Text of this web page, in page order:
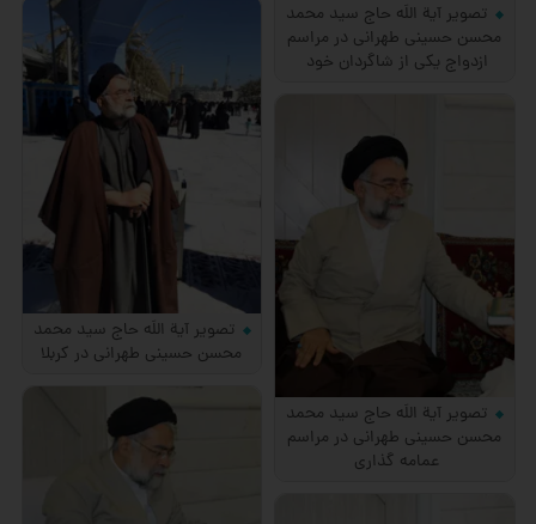
تصویر آیة اللَه حاج سید محمد
محسن حسینی طهرانی در مراسم
ازدواج یکی از شاگردان خود
تصویر آیة اللَه حاج سید محمد
محسن حسینی طهرانی در کربلا
تصویر آیة اللَه حاج سید محمد
محسن حسینی طهرانی در مراسم
عمامه گذاری